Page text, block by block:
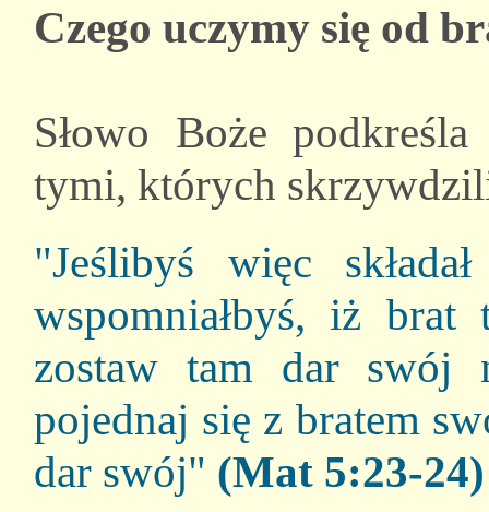
Czego uczymy się od
Słowo Boże
tymi, których
"Jeślibyś więc
wspomniałbyś, iż
zostaw tam dar swój
pojednaj się z bratem
dar swój" (Mat 5:23-24)